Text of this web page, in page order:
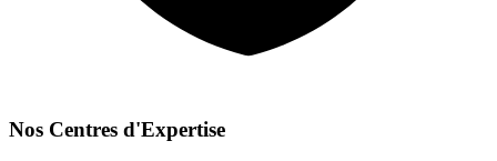
Nos Centres d'Expertise